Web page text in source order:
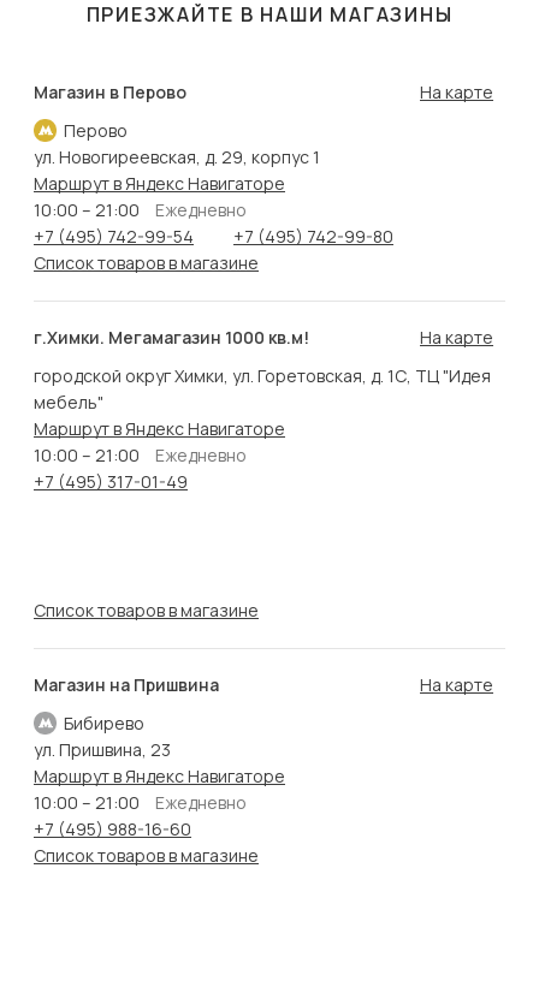
ПРИЕЗЖАЙТЕ В НАШИ МАГАЗИНЫ
Магазин в Перово
Перово
На карте
ул. Новогиреевская, д. 29, корпус 1
Маршрут в Яндекс Навигаторе
10:00 – 21:00
Ежедневно
+7 (495) 742-99-54
+7 (495) 742-99-80
Список товаров в магазине
г.Химки. Мегамагазин 1000 кв.м!
На карте
городской округ Химки, ул. Горетовская, д. 1С, ТЦ "Идея
мебель"
Маршрут в Яндекс Навигаторе
10:00 – 21:00
Ежедневно
+7 (495) 317-01-49
Список товаров в магазине
Магазин на Пришвина
Бибирево
На карте
ул. Пришвина, 23
Маршрут в Яндекс Навигаторе
10:00 – 21:00
Ежедневно
+7 (495) 988-16-60
Список товаров в магазине